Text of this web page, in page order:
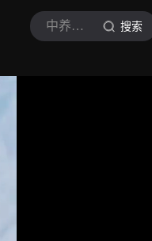
中养有方 搜索